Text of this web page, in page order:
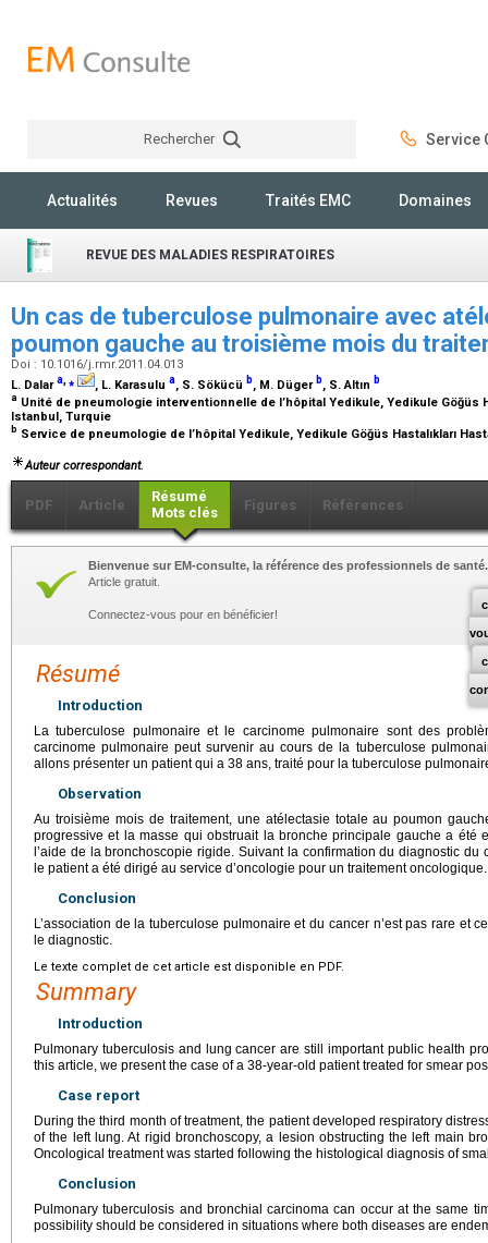
Rechercher Service
Actualités Revues Traités EMC Domaines
REVUE DES MALADIES RESPIRATOIRES
Un cas de tuberculose pulmonaire avec
poumon gauche au troisième mois du
Doi : 10.1016/j.rmr.2011.04.013
L. Dalara,⁎ , L. Karasulu a, S. Sökücü b, M. Düger b, S. Altın b
a Unité de pneumologie interventionnelle de l’hôpital Yedikule, Yedikule Göğüs
Istanbul, Turquie
b Service de pneumologie de l’hôpital Yedikule, Yedikule Göğüs Hastalıkları
Auteur correspondant.
PDF Article
Résumé
Mots clés
Figures Références
Bienvenue sur EM-consulte, la référence des professionnels de santé.
Article gratuit.
Connectez-vous pour en bénéficier!
Résumé
Introduction
La tuberculose pulmonaire et le carcinome pulmonaire sont des
carcinome pulmonaire peut survenir au cours de la tuberculose
allons présenter un patient qui a 38 ans, traité pour la tuberculose
Observation
Au troisième mois de traitement, une atélectasie totale au poumon
progressive et la masse qui obstruait la bronche principale gauche a été
l’aide de la bronchoscopie rigide. Suivant la confirmation du diagnostic
le patient a été dirigé au service d’oncologie pour un traitement oncologique.
Conclusion
L’association de la tuberculose pulmonaire et du cancer n’est pas rare et
le diagnostic.
Le texte complet de cet article est disponible en PDF.
Summary
Introduction
Pulmonary tuberculosis and lung cancer are still important public health
this article, we present the case of a 38-year-old patient treated for smear
Case report
During the third month of treatment, the patient developed respiratory
of the left lung. At rigid bronchoscopy, a lesion obstructing the left main
Oncological treatment was started following the histological diagnosis of
Conclusion
Pulmonary tuberculosis and bronchial carcinoma can occur at the same
possibility should be considered in situations where both diseases are